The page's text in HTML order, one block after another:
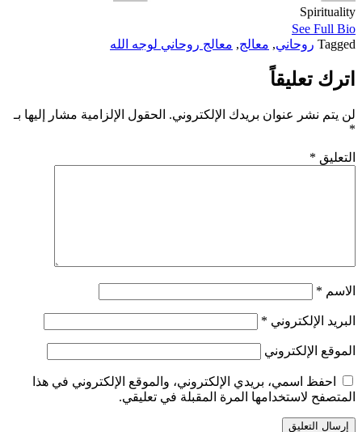
Spirituality
See Full Bio
Tagged روحاني, معالج, معالج روحاني لوجه الله
اترك تعليقاً
لن يتم نشر عنوان بريدك الإلكتروني. الحقول الإلزامية مشار إليها بـ
*
التعليق *
الاسم *
البريد الإلكتروني *
الموقع الإلكتروني
احفظ اسمي، بريدي الإلكتروني، والموقع الإلكتروني في هذا
المتصفح لاستخدامها المرة المقبلة في تعليقي.